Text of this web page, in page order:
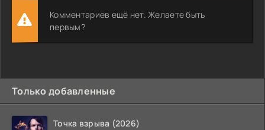
Комментариев ещё нет. Желаете быть
первым?
Только добавленные
Точка взрыва (2026)